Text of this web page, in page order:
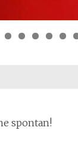
spontan!